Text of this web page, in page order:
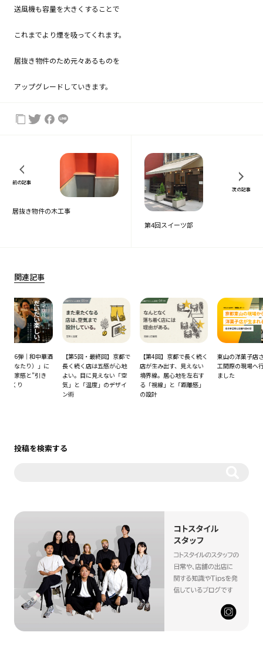
送風機も容量を大きくすることで
これまでより煙を吸ってくれます。
居抜き物件のため元々あるものを
アップグレードしていきます。
前の記事
居抜き物件の木工事
次の記事
第4回スイーツ部
関連記事
【第5回・最終回】京都で
長く続く店は五感が心地
よい。目に見えない「空
気」と「温度」のデザイ
【第4回】京都で長く続く
店が生み出す、見えない
境界線。居心地を左右す
る「視線」と「距離感」
東山の洋菓子店さん、竣
工間際の現場へ行ってき
ました
コ
席
投稿を検索する